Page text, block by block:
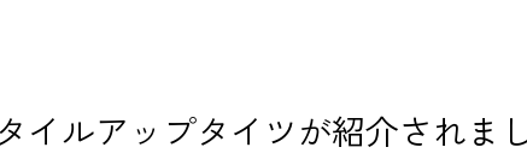
ルアップタイツが紹介されまし